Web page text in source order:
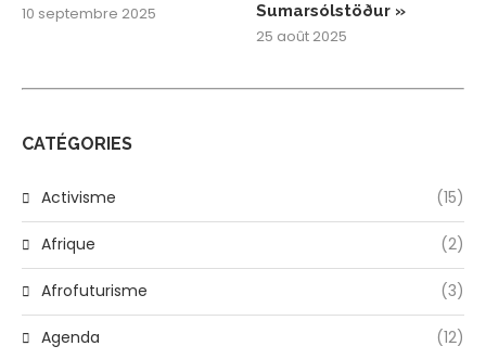
10 septembre 2025
Sumarsólstöður »
25 août 2025
CATÉGORIES
Activisme (15)
Afrique (2)
Afrofuturisme (3)
Agenda (12)